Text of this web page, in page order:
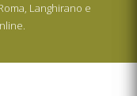
Langhirano e